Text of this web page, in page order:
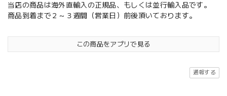
当店の商品は海外直輸入の正規品、もしくは並行輸入品です。
商品到着まで２～３週間（営業日）前後頂いております。
この商品をアプリで見る
通報する